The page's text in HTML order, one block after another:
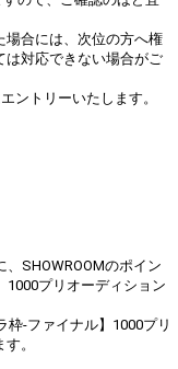
場合には、次位の方へ権
は対応できない場合がご
ントリーいたします。
SHOWROOMのポイン
1000プリオーディション
-ファイナル】1000プリ
。